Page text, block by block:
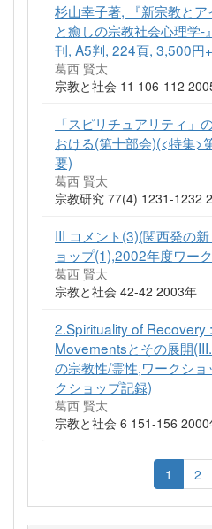
杉山幸子著, 『新宗教と
と癒しの宗教社会心理学-
刊, A5判, 224頁, 3,500円
葛西 賢太
宗教と社会 11 106-112
「スピリチュアリティ」
おける(第十部会)(<特集>
要)
葛西 賢太
宗教研究 77(4) 1231-1232
III コメント(3)(関西発の
ョップ(1),2002年度ワー
葛西 賢太
宗教と社会 42-42 2003年
2.Spirituality of Recovery
Movementsとその展開
の宗教性/霊性,ワークシ
クショップ記録)
葛西 賢太
宗教と社会 6 151-156
1 2